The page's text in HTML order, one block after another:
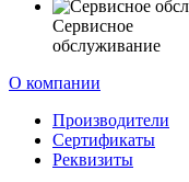
Сервисное
обслуживание
О компании
Производители
Сертификаты
Реквизиты